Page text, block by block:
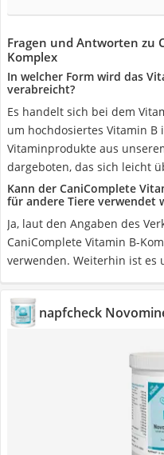
Fragen und Antworten zu
Komplex
In welcher Form wird das
verabreicht?
Es handelt sich bei dem
um hochdosiertes Vitamin B
Vitaminprodukte aus
dargeboten, das sich leicht
Kann der CaniComplete
für andere Tiere verwendet
Ja, laut den Angaben des
CaniComplete Vitamin B-
verwenden. Weiterhin ist
napfcheck